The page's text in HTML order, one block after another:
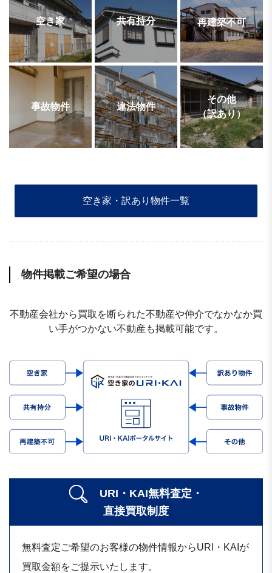
空き家 共有持分 再建築不可
事故物件 違法物件
その他
（訳あり）
空き家・訳あり物件一覧
物件掲載ご希望の場合
不動産会社から買取を断られた不動産や仲介でなかなか買
い手がつかない不動産も掲載可能です。
URI・KAI無料査定・
直接買取制度
無料査定ご希望のお客様の物件情報からURI・KAIが
買取金額をご提示いたします。